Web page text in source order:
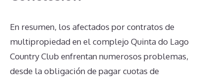
En resumen, los afectados por contratos de
multipropiedad en el complejo Quinta do Lago
Country Club enfrentan numerosos problemas,
desde la obligación de pagar cuotas de